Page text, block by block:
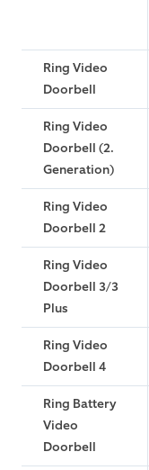
Ring Video
Doorbell
Ring Video
Doorbell (2.
Generation)
Ring Video
Doorbell 2
Ring Video
Doorbell 3/3
Plus
Ring Video
Doorbell 4
Ring Battery
Video
Doorbell